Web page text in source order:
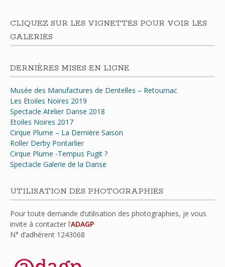
CLIQUEZ SUR LES VIGNETTES POUR VOIR LES
GALERIES
DERNIÈRES MISES EN LIGNE
Musée des Manufactures de Dentelles – Retournac
Les Etoiles Noires 2019
Spectacle Atelier Danse 2018
Etoiles Noires 2017
Cirque Plume – La Dernière Saison
Roller Derby Pontarlier
Cirque Plume -Tempus Fugit ?
Spectacle Galerie de la Danse
UTILISATION DES PHOTOGRAPHIES
Pour toute demande d’utilisation des photographies, je vous
invite à contacter l’ADAGP
N° d’adhérent 1243068